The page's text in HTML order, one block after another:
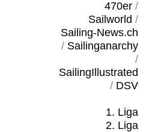
470er/
Sailworld /
Sailing-News.ch
/ Sailinganarchy
/
SailingIllustrated
/ DSV
1. Liga
2. Liga